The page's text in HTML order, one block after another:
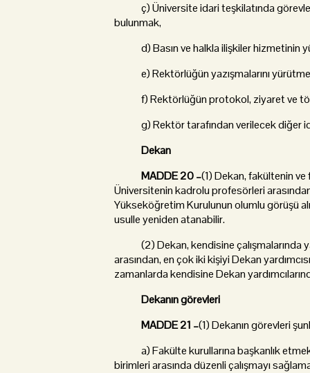
ç) Üniversite idari teşkilatında
bulunmak,
d) Basın ve halkla ilişkiler hizmetinin
e) Rektörlüğün yazışmalarını
f) Rektörlüğün protokol, ziyaret ve
g) Rektör tarafından verilecek diğer
Dekan
MADDE 20 –(1) Dekan, fakültenin
Üniversitenin kadrolu profesörleri
Yükseköğretim Kurulunun olumlu görüşü
usulle yeniden atanabilir.
(2) Dekan, kendisine çalışmalarında
arasından, en çok iki kişiyi Dekan
zamanlarda kendisine Dekan
Dekanın görevleri
MADDE 21 –(1) Dekanın görevleri
a) Fakülte kurullarına başkanlık etmek,
birimleri arasında düzenli çalışmayı